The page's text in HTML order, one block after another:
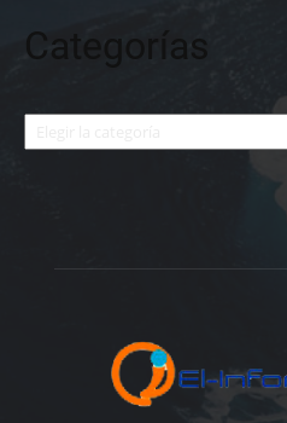
Categorías
Categorías